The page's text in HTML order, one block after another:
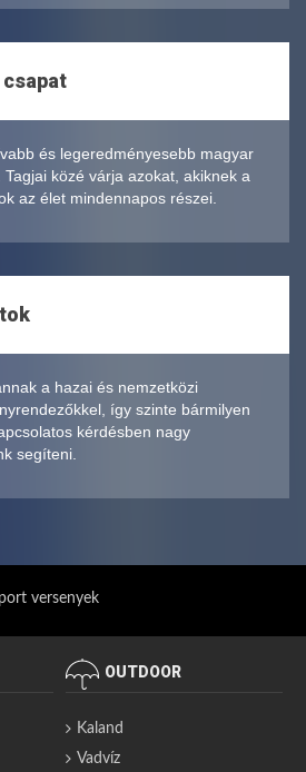
és legeredményesebb magyar
közé várja azokat, akiknek a
az élet mindennapos részei.
a hazai és nemzetközi
így szinte bármilyen
kérdésben nagy
segíteni.
versenyek
OUTDOOR
Kaland
Vadvíz